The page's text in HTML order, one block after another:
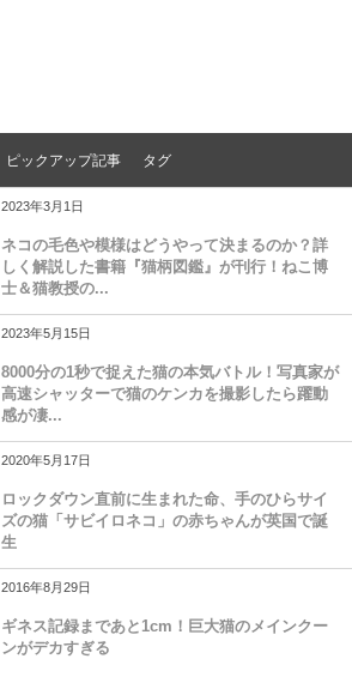
ピックアップ記事 タグ
2023年3月1日
ネコの毛色や模様はどうやって決まるのか？詳
しく解説した書籍『猫柄図鑑』が刊行！ねこ博
士＆猫教授の...
2023年5月15日
8000分の1秒で捉えた猫の本気バトル！写真家が
高速シャッターで猫のケンカを撮影したら躍動
感が凄...
2020年5月17日
ロックダウン直前に生まれた命、手のひらサイ
ズの猫「サビイロネコ」の赤ちゃんが英国で誕
生
2016年8月29日
ギネス記録まであと1cm！巨大猫のメインクー
ンがデカすぎる